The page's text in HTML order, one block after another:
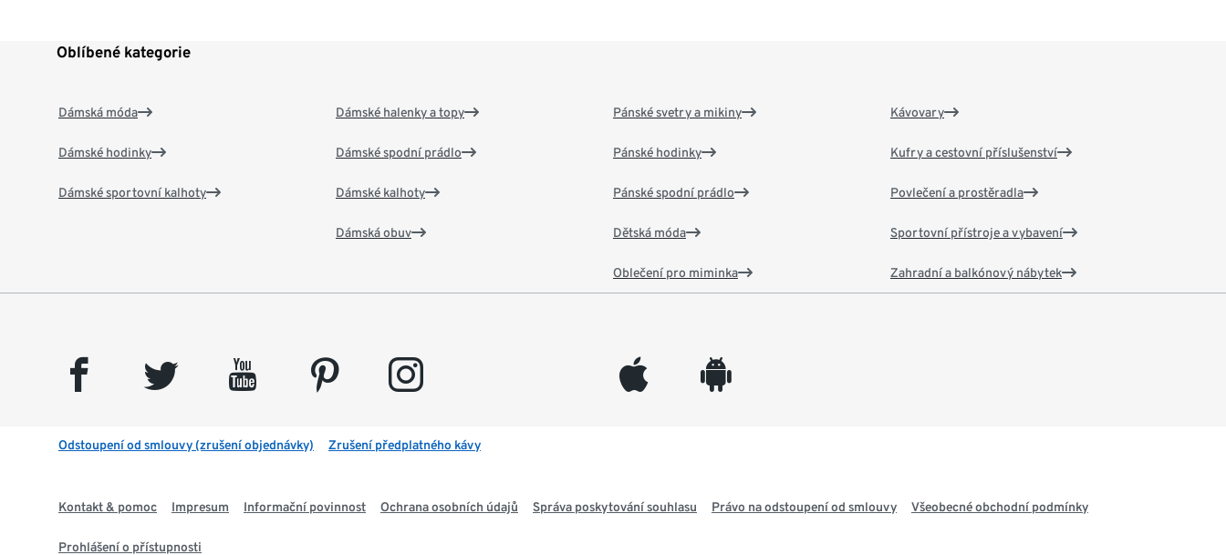
Oblíbené kategorie
Dámská móda
Dámské hodinky
Dámské sportovní kalhoty
Dámské halenky a topy
Dámské spodní prádlo
Dámské kalhoty
Dámská obuv
Pánské svetry a mikiny
Pánské hodinky
Pánské spodní prádlo
Dětská móda
Oblečení pro miminka
Kávovary
Kufry a cestovní příslušenství
Povlečení a prostěradla
Sportovní přístroje a vybavení
Zahradní a balkónový nábytek
facebook twitter youtube pinterest instagram appleinc android
Odstoupení od smlouvy (zrušení objednávky) Zrušení předplatného kávy
Kontakt & pomoc Impresum Informační povinnost Ochrana osobních údajů Správa poskytování souhlasu Právo na odstoupení od smlouvy Všeobecné obchodní podmínky
Prohlášení o přístupnosti